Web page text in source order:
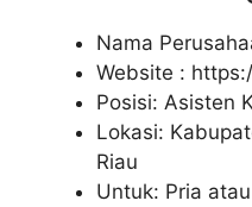
Nama
Website :
Posisi: Asisten
Lokasi:
Riau
Untuk: Pria